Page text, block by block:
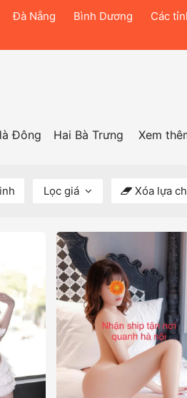
Đà Nẵng Bình Dương Các
Đông Hai Bà Trưng Xem
Lọc giá Xóa lựa